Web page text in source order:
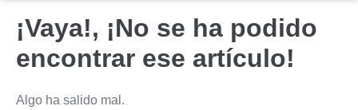
¡Vaya!, ¡No se ha podido
encontrar ese artículo!
Algo ha salido mal.